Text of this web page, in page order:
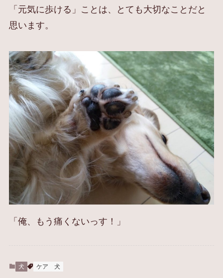
「元気に歩ける」ことは、とても大切なことだと
思います。
「俺、もう痛くないっす！」
犬 ケア 犬